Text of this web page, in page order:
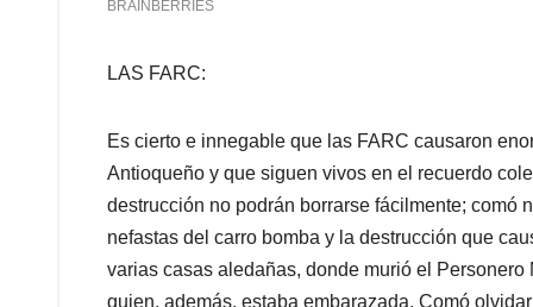
LAS FARC:
Es cierto e innegable que las FARC causaron
Antioqueño y que siguen vivos en el recuerdo
destrucción no podrán borrarse fácilmente; comó
nefastas del carro bomba y la destrucción que
varias casas aledañas, donde murió el
quien, además, estaba embarazada. Comó